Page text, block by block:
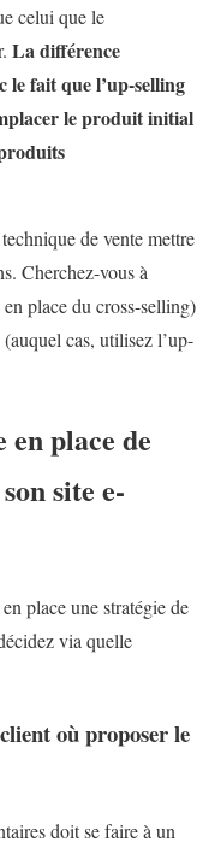
celui que le
La différence
le fait que l’up-selling
le produit initial
de vente mettre
Cherchez-vous à
place du cross-selling)
cas, utilisez l’up-
en place de
site e-
place une stratégie de
via quelle
où proposer le
doit se faire à un